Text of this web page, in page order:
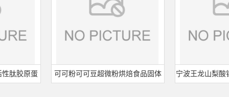
胶原蛋 可可粉可可豆超微粉烘焙食品固体 宁波王龙山梨酸钾